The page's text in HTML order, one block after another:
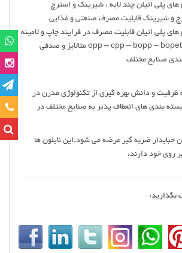
های پلی اتیلن چند لایه ، شیرینک و استرچ
و شیرینک قابلیت مصرف صنعتی و غذایی
های پلی اتیلن قابلیت مصرف در فرایند چاپ و لامینه
صنایع مختلف
ظرفیت و دانش بهره گیری از تکنولوژی مدرن در
بسته بندی های انعطاف پذیر به صنایع مختلف در
حبابدار ضربه گیر عرضه می شود.این نایلون ها
روی خود دارند،
بگذارید: